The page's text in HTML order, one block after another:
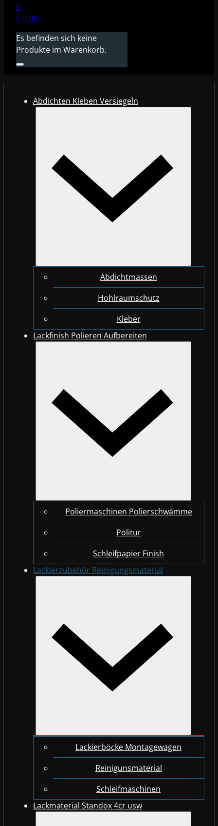
0
€0,00
Es befinden sich keine
Produkte im Warenkorb.
Abdichten Kleben Versiegeln
Abdichtmassen
Hohlraumschutz
Kleber
Lackfinish Polieren Aufbereiten
Poliermaschinen Polierschwämme
Politur
Schleifpapier Finish
Lackierzubehör Reinigungsmaterial
Lackierböcke Montagewagen
Reinigunsmaterial
Schleifmaschinen
Lackmaterial Standox 4cr usw